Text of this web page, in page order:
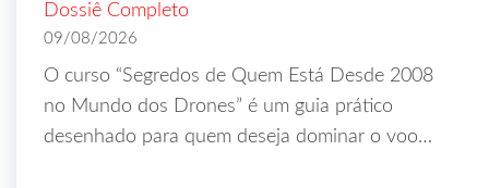
Dossiê Completo
09/08/2026
O curso “Segredos de Quem Está Desde 2008
no Mundo dos Drones” é um guia prático
desenhado para quem deseja dominar o voo…